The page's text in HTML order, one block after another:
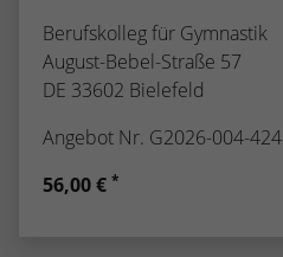
Berufskolleg für Gymnastik
August-Bebel-Straße 57
DE 33602 Bielefeld
Angebot Nr. G2026-004-424
56,00 € *